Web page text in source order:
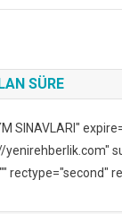
SÜRE
SINAVLARI"
rectype="second"